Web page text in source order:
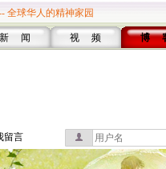
全球华人的精神家园
新 闻 视 频 博
留言